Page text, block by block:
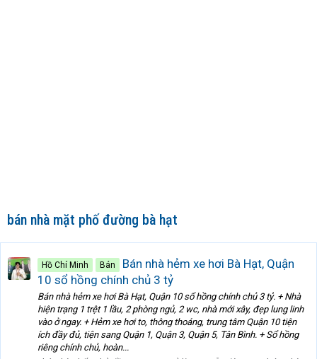
bán nhà mặt phố đường bà hạt
Hồ Chí Minh Bán
Bán nhà hẻm xe hơi Bà Hạt, Quận
10 sổ hồng chính chủ 3 tỷ
Bán nhà hẻm xe hơi Bà Hạt, Quận 10 sổ hồng chính chủ 3 tỷ. + Nhà
hiện trạng 1 trệt 1 lầu, 2 phòng ngủ, 2 wc, nhà mới xây, đẹp lung linh
vào ở ngay. + Hẻm xe hơi to, thông thoáng, trung tâm Quận 10 tiện
ích đầy đủ, tiện sang Quận 1, Quận 3, Quận 5, Tân Bình. + Sổ hồng
riêng chính chủ, hoàn...